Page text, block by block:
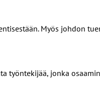
Myös johdon
työntekijää, jonka